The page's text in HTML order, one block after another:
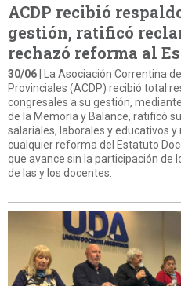
ACDP recibió
gestión, ratificó
rechazó reforma al
30/06| La Asociación Correntina
Provinciales (ACDP) recibió total
congresales a su gestión,
de la Memoria y Balance, ratificó
salariales, laborales y educativos y
cualquier reforma del Estatuto
que avance sin la participación de
de las y los docentes.